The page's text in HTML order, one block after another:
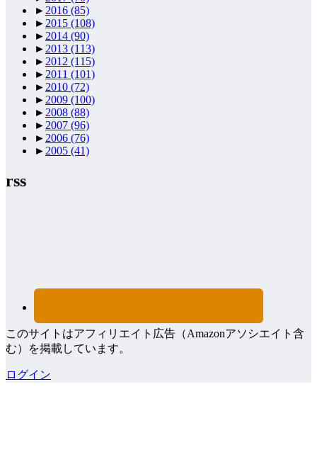
► 2016 (85)
► 2015 (108)
► 2014 (90)
► 2013 (113)
► 2012 (115)
► 2011 (101)
► 2010 (72)
► 2009 (100)
► 2008 (88)
► 2007 (96)
► 2006 (76)
► 2005 (41)
rss
このサイトはアフィリエイト広告（Amazonアソシエイト含
む）を掲載しています。
ログイン